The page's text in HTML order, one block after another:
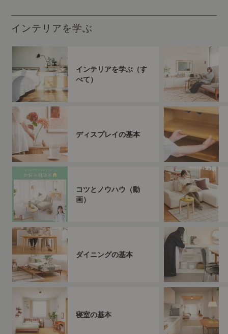
インテリアを学ぶ
インテリアを学ぶ（す
べて）
ディスプレイの基本
コツとノウハウ（動
画）
ダイニングの基本
寝室の基本